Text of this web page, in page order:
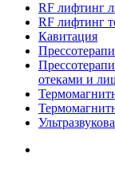
RF лифтинг
RF лифтинг
Кавитация
отеками и